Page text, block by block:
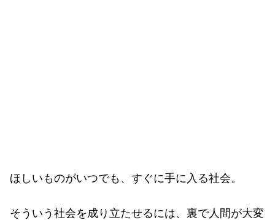
ほしいものがいつでも、すぐに手に入る社会。
そういう社会を成り立たせるには、裏で人間が大変